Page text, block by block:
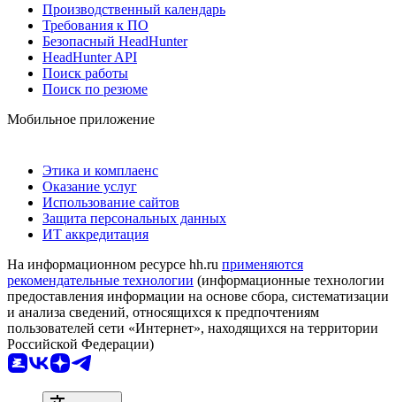
Производственный календарь
Требования к ПО
Безопасный HeadHunter
HeadHunter API
Поиск работы
Поиск по резюме
Мобильное приложение
Этика и комплаенс
Оказание услуг
Использование сайтов
Защита персональных данных
ИТ аккредитация
На информационном ресурсе hh.ru применяются
рекомендательные технологии (информационные технологии
предоставления информации на основе сбора, систематизации
и анализа сведений, относящихся к предпочтениям
пользователей сети «Интернет», находящихся на территории
Российской Федерации)